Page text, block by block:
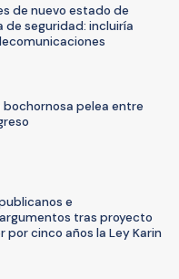
de nuevo estado de
de seguridad: incluiría
bochornosa pelea entre
e
tras proyecto
cinco años la Ley Karin